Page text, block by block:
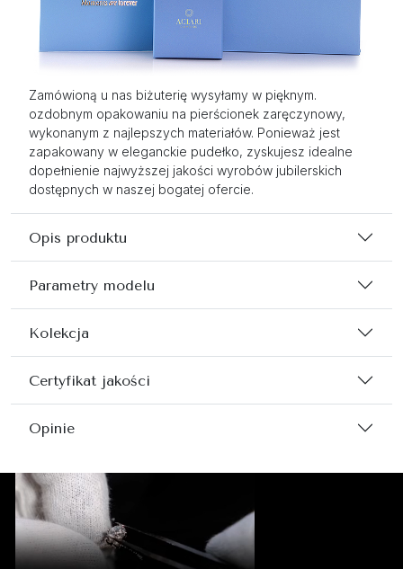
Zamówioną u nas biżuterię wysyłamy w pięknym.
ozdobnym opakowaniu na pierścionek zaręczynowy,
wykonanym z najlepszych materiałów. Ponieważ jest
zapakowany w eleganckie pudełko, zyskujesz idealne
dopełnienie najwyższej jakości wyrobów jubilerskich
dostępnych w naszej bogatej ofercie.
Opis produktu
Parametry modelu
Kolekcja
Certyfikat jakości
Opinie